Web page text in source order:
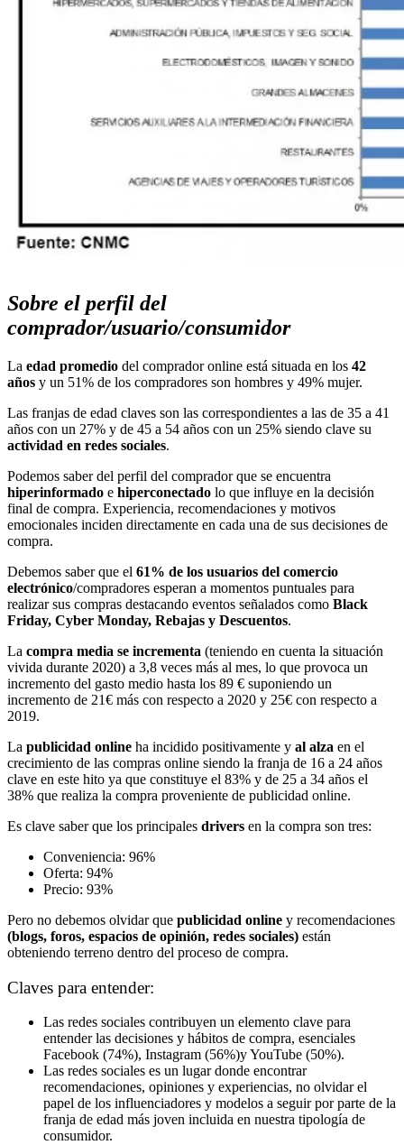
Sobre el perfil del
comprador/usuario/consumidor
La edad promedio del comprador online está situada en los 42
años y un 51% de los compradores son hombres y 49% mujer.
Las franjas de edad claves son las correspondientes a las de 35 a 41
años con un 27% y de 45 a 54 años con un 25% siendo clave su
actividad en redes sociales.
Podemos saber del perfil del comprador que se encuentra
hiperinformado e hiperconectado lo que influye en la decisión
final de compra. Experiencia, recomendaciones y motivos
emocionales inciden directamente en cada una de sus decisiones de
compra.
Debemos saber que el 61% de los usuarios del comercio
electrónico/compradores esperan a momentos puntuales para
realizar sus compras destacando eventos señalados como Black
Friday, Cyber Monday, Rebajas y Descuentos.
La compra media se incrementa (teniendo en cuenta la situación
vivida durante 2020) a 3,8 veces más al mes, lo que provoca un
incremento del gasto medio hasta los 89 € suponiendo un
incremento de 21€ más con respecto a 2020 y 25€ con respecto a
2019.
La publicidad online ha incidido positivamente y al alza en el
crecimiento de las compras online siendo la franja de 16 a 24 años
clave en este hito ya que constituye el 83% y de 25 a 34 años el
38% que realiza la compra proveniente de publicidad online.
Es clave saber que los principales drivers en la compra son tres:
Conveniencia: 96%
Oferta: 94%
Precio: 93%
Pero no debemos olvidar que publicidad online y recomendaciones
(blogs, foros, espacios de opinión, redes sociales) están
obteniendo terreno dentro del proceso de compra.
Claves para entender:
Las redes sociales contribuyen un elemento clave para
entender las decisiones y hábitos de compra, esenciales
Facebook (74%), Instagram (56%)y YouTube (50%).
Las redes sociales es un lugar donde encontrar
recomendaciones, opiniones y experiencias, no olvidar el
papel de los influenciadores y modelos a seguir por parte de la
franja de edad más joven incluida en nuestra tipología de
consumidor.